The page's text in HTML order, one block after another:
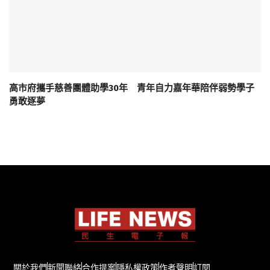
高市府攜手慈善團體助學30年 青年自力嘉年華陪伴弱勢學子
勇敢逐夢
關於我們新聞聯絡合作提案隱私權政策作者聲明訂閱